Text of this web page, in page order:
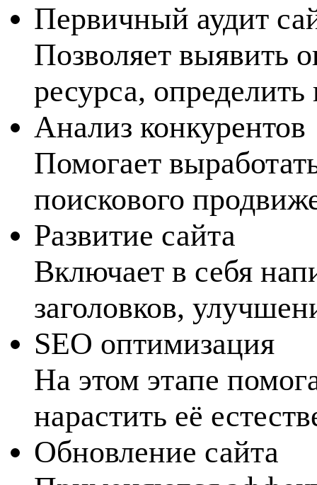
Первичный аудит
Позволяет выявить
ресурса,
Анализ конкурентов
Помогает
поискового
Развитие сайта
Включает в себя
заголовков,
SEO оптимизация
На этом этапе
нарастить её
Обновление сайта